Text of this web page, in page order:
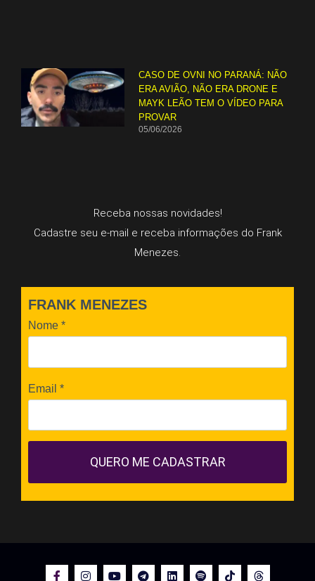
CASO DE OVNI NO PARANÁ: NÃO
ERA AVIÃO, NÃO ERA DRONE E
MAYK LEÃO TEM O VÍDEO PARA
PROVAR
05/06/2026
Receba nossas novidades!
Cadastre seu e-mail e receba informações do Frank
Menezes.
FRANK MENEZES
Nome *
Email *
QUERO ME CADASTRAR